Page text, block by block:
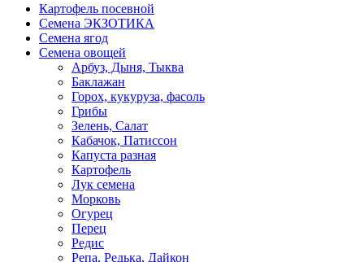
Картофель посевной
Семена ЭКЗОТИКА
Семена ягод
Семена овощей
Арбуз, Дыня, Тыква
Баклажан
Горох, кукуруза, фасоль
Грибы
Зелень, Салат
Кабачок, Патиссон
Капуста разная
Картофель
Лук семена
Морковь
Огурец
Перец
Редис
Репа, Редька, Дайкон